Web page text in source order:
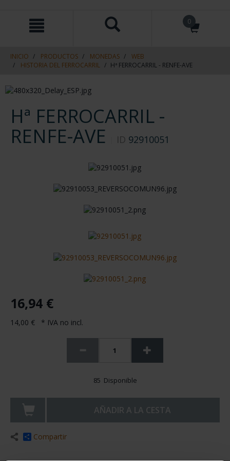
contenido
navegacin
0
INICIO PRODUCTOS MONEDAS
WEB
HISTORIA DEL FERROCARRIL
Hª FERROCARRIL - RENFE-AVE
Hª FERROCARRIL -
RENFE-AVE ID 92910051
16,94 €
14,00 € * IVA no incl.
85 Disponible
AÑADIR A LA CESTA
Compartir